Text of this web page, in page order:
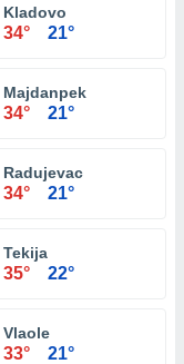
Kladovo
34° 21°
Majdanpek
34° 21°
Radujevac
34° 21°
Tekija
35° 22°
Vlaole
33° 21°